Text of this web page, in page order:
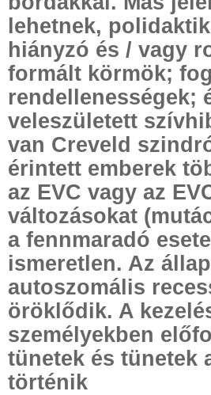
lehetnek,
hiányzó és / vagy
formált körmök;
rendellenességek;
veleszületett
van Creveld
érintett emberek
az EVC vagy az
változásokat
a fennmaradó
ismeretlen. Az
autoszomális
öröklődik. A
személyekben
tünetek és tünetek
történik